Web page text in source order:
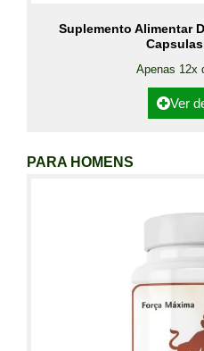
Suplemento Alimentar
Apenas 12x
Ver
PARA HOMENS